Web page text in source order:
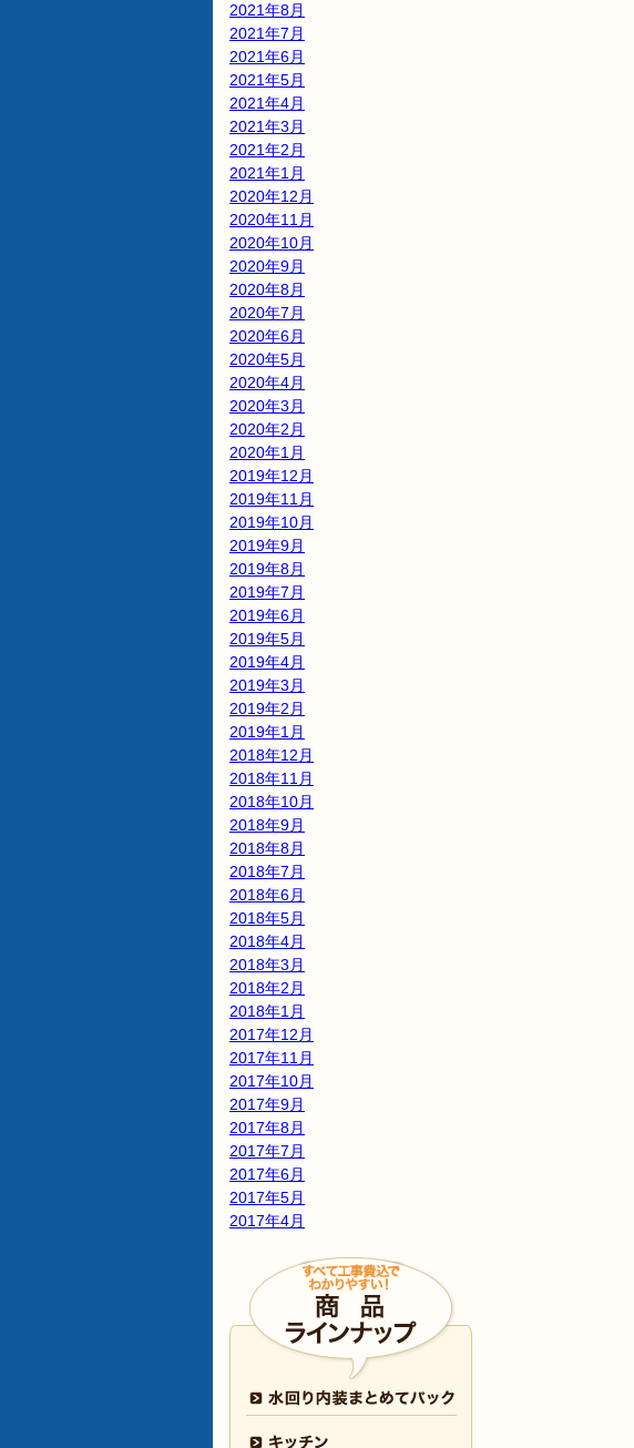
2021年8月
2021年7月
2021年6月
2021年5月
2021年4月
2021年3月
2021年2月
2021年1月
2020年12月
2020年11月
2020年10月
2020年9月
2020年8月
2020年7月
2020年6月
2020年5月
2020年4月
2020年3月
2020年2月
2020年1月
2019年12月
2019年11月
2019年10月
2019年9月
2019年8月
2019年7月
2019年6月
2019年5月
2019年4月
2019年3月
2019年2月
2019年1月
2018年12月
2018年11月
2018年10月
2018年9月
2018年8月
2018年7月
2018年6月
2018年5月
2018年4月
2018年3月
2018年2月
2018年1月
2017年12月
2017年11月
2017年10月
2017年9月
2017年8月
2017年7月
2017年6月
2017年5月
2017年4月